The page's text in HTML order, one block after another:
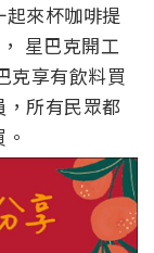
來杯咖啡提
星巴克開工
克享有飲料買
所有民眾都